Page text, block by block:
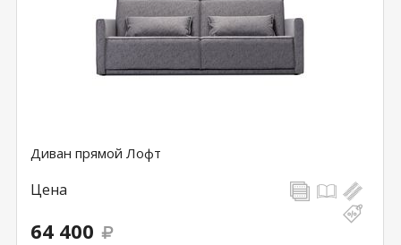
Диван прямой Лофт
Цена
64 400